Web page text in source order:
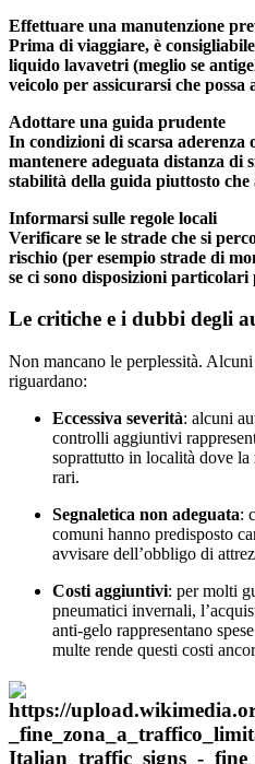
Effettuare una manutenzione
Prima di viaggiare, è
liquido lavavetri (meglio se
veicolo per assicurarsi che
Adottare una guida prudente
In condizioni di scarsa
mantenere adeguata distanza di
stabilità della guida piuttosto che
Informarsi sulle regole locali
Verificare se le strade che si
rischio (per esempio strade di
se ci sono disposizioni particolari
Le critiche e i dubbi degli
Non mancano le perplessità.
riguardano:
Eccessiva severità: alcuni
controlli aggiuntivi
soprattutto in località dove
rari.
Segnaletica non adeguata:
comuni hanno predisposto
avvisare dell’obbligo di
Costi aggiuntivi: per molti
pneumatici invernali,
anti-gelo rappresentano
multe rende questi costi